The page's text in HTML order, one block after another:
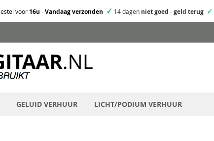
voor16u -Vandaag verzonden ✓ 14 dagen niet goed -geld terug ✓
GELUID VERHUUR LICHT/PODIUM VERHUUR